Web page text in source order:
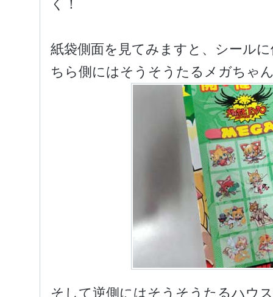
く！
紙袋側面を見てみますと、シール
ちら側にはそうそうたるメガちゃ
そして逆側にはそうそうたるハウ